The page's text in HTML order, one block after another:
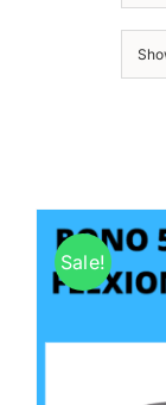
HorariosSale!